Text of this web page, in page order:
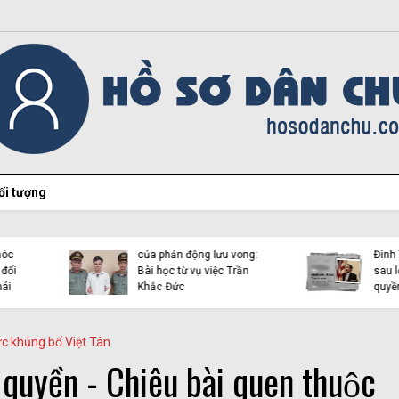
tượng
Việt Tân lại “chọc ngoáy”
bằng con mắt đôi tai dị
Tuệ và những luận điệu
dụng tôn giáo trên
xã hội
khủng bố Việt Tân
- Chiêu bài quen thuộc